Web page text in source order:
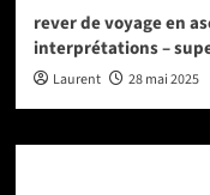
rever de voyage en
interprétations –
Laurent 28 mai 2025